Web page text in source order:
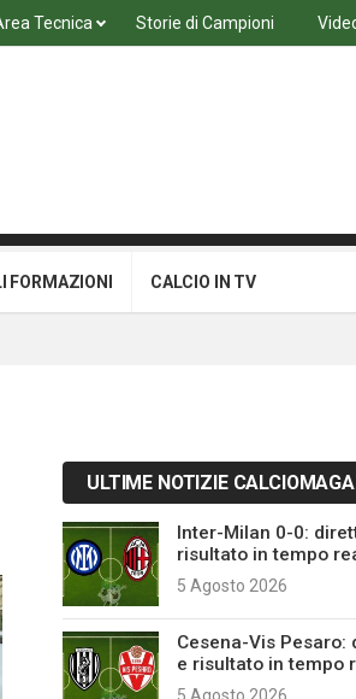
Tecnica Storie di Campioni
FORMAZIONI CALCIO IN TV
ULTIME NOTIZIE
Inter-Milan 0-0:
risultato in tempo
5 Agosto 2026
Cesena-Vis Pesaro:
e risultato in tempo